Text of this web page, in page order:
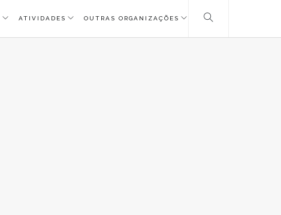
ATIVIDADES OUTRAS ORGANIZAÇÕES